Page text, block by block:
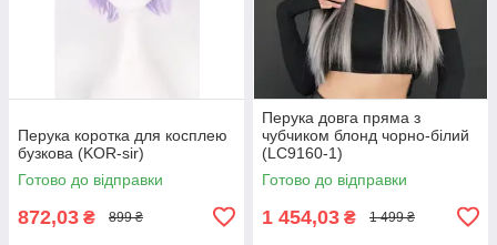
Перука коротка для косплею
бузкова (KOR-sir)
Готово до відправки
872,03 ₴ 899 ₴
Перука довга пряма з
чубчиком блонд чорно-білий
(LC9160-1)
Готово до відправки
1 454,03 ₴ 1 499 ₴